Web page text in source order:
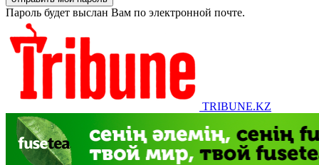
Пароль будет выслан Вам по электронной почте.
TRIBUNE.KZ